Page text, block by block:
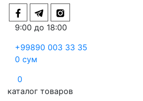
9:00 до 18:00
+99890 003 33 35
0 сум
0
каталог товаров